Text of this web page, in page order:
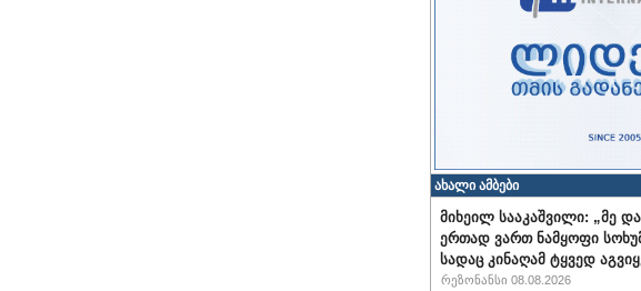
ახალი ამბები
მიხეილ სააკაშვილი: „მე
ერთად ვართ ნამყოფი
სადაც კინაღამ ტყვედ
რეზონანსი 08.08.2026